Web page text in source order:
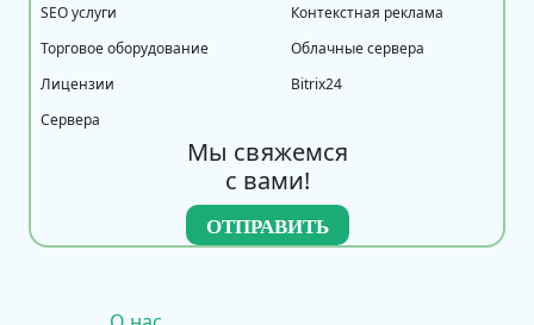
SEO услуги
Контекстная реклама
Торговое оборудование
Облачные сервера
Лицензии
Bitrix24
Сервера
Мы свяжемся
с вами!